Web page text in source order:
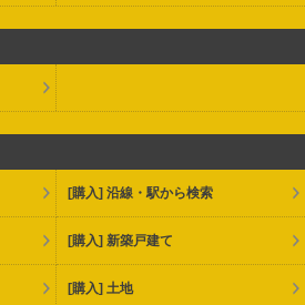
[購入] 沿線・駅から検索
[購入] 新築戸建て
[購入] 土地